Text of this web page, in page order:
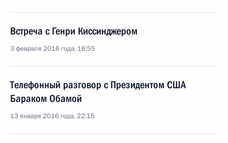
Встреча с Генри Киссинджером
3 февраля 2016 года, 16:55
Телефонный разговор с Президентом США
Бараком Обамой
13 января 2016 года, 22:15